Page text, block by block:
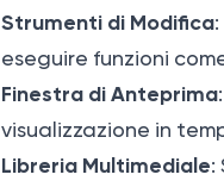
Strumenti di Modifica
eseguire funzioni
Finestra di Anteprima
visualizzazione in
Libreria Multimediale: